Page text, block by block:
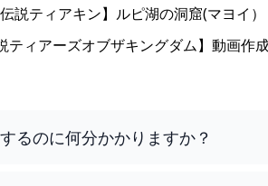
ティアーズオブザキングダム】動画
るのに何分かかりますか？